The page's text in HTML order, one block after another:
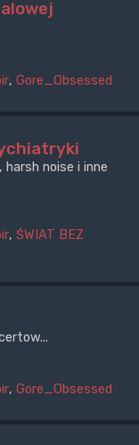
, Gore_Obsessed
noise i inne
, ŚWIAT BEZ
, Gore_Obsessed